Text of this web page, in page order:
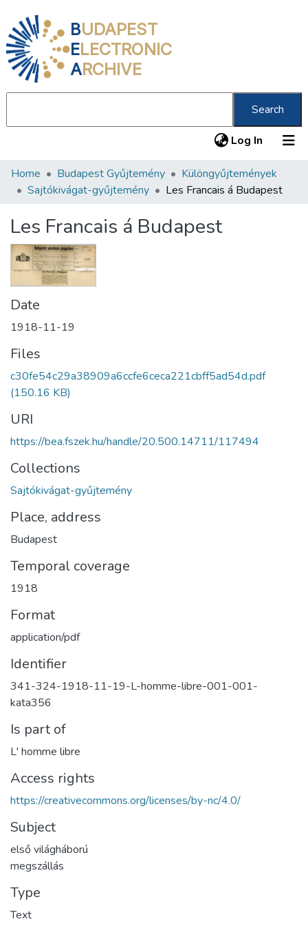
BUDAPEST
ELECTRONIC
ARCHIVE
Search
Log In (current)
Communities & Collections
Statistics
About us
Home Budapest Gyűjtemény
Különgyűjtemények
Sajtókivágat-gyűjtemény
Les Francais á Budapest
Les Francais á Budapest
Date
1918-11-19
Files
c30fe54c29a38909a6ccfe6ceca221cbff5ad54d.pdf
(150.16 KB)
URI
https://bea.fszek.hu/handle/20.500.14711/117494
Collections
Sajtókivágat-gyűjtemény
Place, address
Budapest
Temporal coverage
1918
Format
application/pdf
Identifier
341-324-1918-11-19-L-homme-libre-001-001-
kata356
Is part of
L' homme libre
Access rights
https://creativecommons.org/licenses/by-nc/4.0/
Subject
első világháború
megszállás
Type
Text